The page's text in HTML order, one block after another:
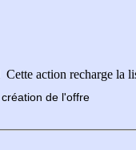
Cette action recharge la
de l'offre